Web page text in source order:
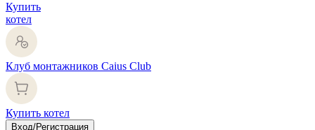
Купить
котел
Клуб монтажников Caius Club
Купить котел
Вход/Регистрация